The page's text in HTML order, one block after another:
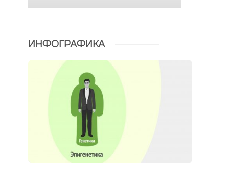
ИНФОГРАФИКА